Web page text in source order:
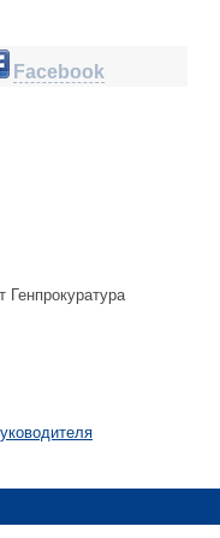
Facebook
Генпрокуратура